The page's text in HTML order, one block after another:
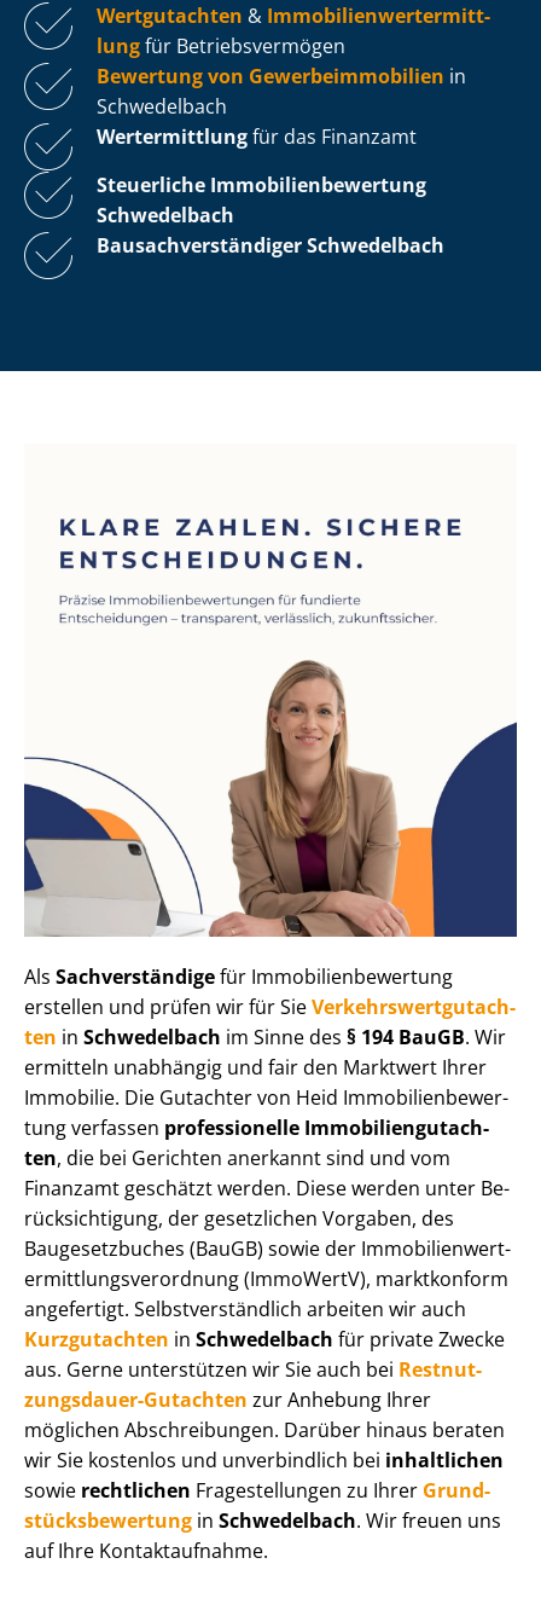
Wertgutachten & Im­mo­bi­li­en­wert­ermitt­
lungfür Be­triebs­ver­mö­gen
Bewertung von Ge­wer­be­im­mo­bi­li­en in
Schwedelbach
Wertermittlungfür das Finanzamt
Steuerliche Im­mo­bi­li­en­be­wer­tung
Schwedelbach
Bau­sach­ver­stän­di­ger Schwedelbach
Als Sachverständigefür Im­mo­bi­li­en­be­wer­tung
erstellen und prüfen wir für SieVer­kehrs­wert­gut­ach­
ten in Schwedelbach im Sinne des § 194 BauGB. Wir
ermitteln unabhängig und fair den Marktwert Ihrer
Immobilie. Die Gutachter von Heid Im­mo­bi­li­en­be­wer­
tung verfassen professionelle Im­mo­bi­li­en­gut­ach­
ten, die bei Gerichten anerkannt sind und vom
Finanzamt geschätzt werden. Diese werden unter Be­
rück­sich­ti­gung, der gesetzlichen Vorgaben, des
Baugesetzbuches (BauGB) sowie der Im­mo­bi­li­en­wert­
ermitt­lungs­ver­ord­nung (ImmoWertV), marktkonform
angefertigt. Selbst­ver­ständ­lich arbeiten wir auch
Kurzgutachten in Schwedelbach für private Zwecke
aus. Gerne unterstützen wir Sie auch bei Rest­nut­
zungs­dau­er-Gutachten zur Anhebung Ihrer
möglichen Abschreibungen. Darüber hinaus beraten
wir Sie kostenlos und unverbindlich bei inhaltlichen
sowie rechtlichen Fragestellungen zu Ihrer Grund­
stücks­be­wer­tung in Schwedelbach. Wir freuen uns
auf Ihre Kontaktaufnahme.